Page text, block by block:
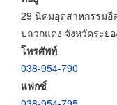
29 นิคมอุตสาหกรรมอี
ปลวกแดง จังหวัดระยอ
โทรศัพท์
038-954-790
แฟกซ์